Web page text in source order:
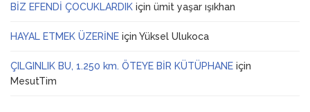
BİZ EFENDİ ÇOCUKLARDIK için ümit yaşar ışıkhan
HAYAL ETMEK ÜZERİNE için Yüksel Ulukoca
ÇILGINLIK BU, 1.250 km. ÖTEYE BİR KÜTÜPHANE için
MesutTim